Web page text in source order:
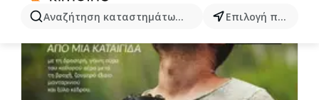
Αναζήτηση καταστημάτων, κατηγοριών, προϊόντων...
Επιλογή πόλης